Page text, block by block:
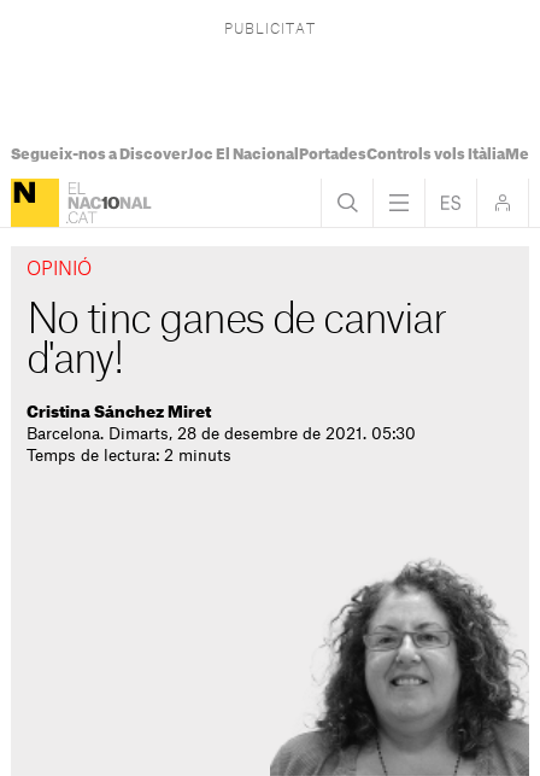
Segueix-nos a DiscoverJoc El Nacional PortadesControls vols Itàlia
OPINIÓ
No tinc ganes de canviar
d'any!
Cristina Sánchez Miret
Barcelona. Dimarts, 28 de desembre de 2021. 05:30
Temps de lectura: 2 minuts